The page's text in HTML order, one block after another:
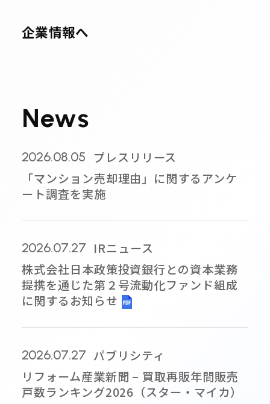
企業情報へ
News
2026.08.05
プレスリリース
「マンション売却理由」に関するアンケ
ート調査を実施
2026.07.27 IRニュース
株式会社日本政策投資銀行との資本業務
提携を通じた第２号流動化ファンド組成
に関するお知らせ
2026.07.27 パブリシティ
リフォーム産業新聞 – 買取再販年間販売
戸数ランキング2026（スター・マイカ）